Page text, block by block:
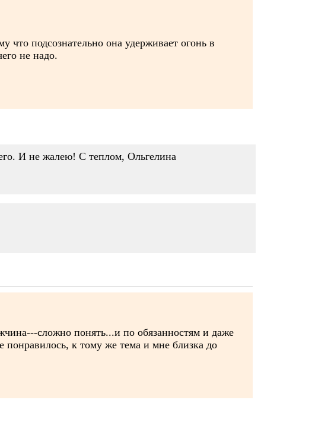
подсознательно она удерживает огонь в
не надо.
И не жалею! С теплом, Ольгелина
сложно понять...и по обязанностям и даже
к тому же тема и мне близка до